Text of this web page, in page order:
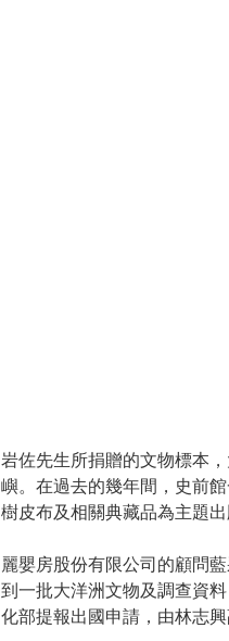
岩佐先生所捐贈的文物標本
嶼。在過去的幾年間，史前
樹皮布及相關典藏品為主題
麗嬰房股份有限公司的顧問
到一批大洋洲文物及調查資
化部提報出國申請，由林志